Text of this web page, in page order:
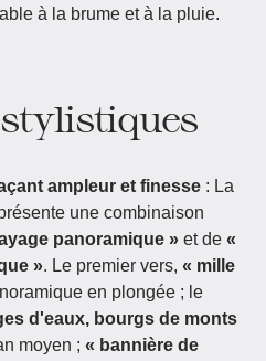
à la brume et à la pluie.
ampleur et finesse : La
une combinaison
panoramique » et de «
». Le premier vers, « mille
en plongée ; le
d'eaux, bourgs de monts
moyen ; « bannière de